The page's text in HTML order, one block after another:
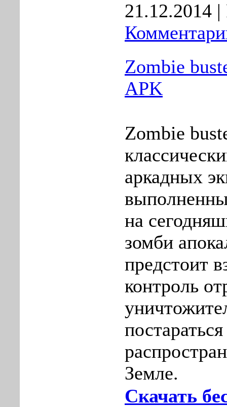
21.12.2014 |
Zombie
APK
Zombie
аркадных
на
зомби
предстоит
контроль
Земле.
Скачать